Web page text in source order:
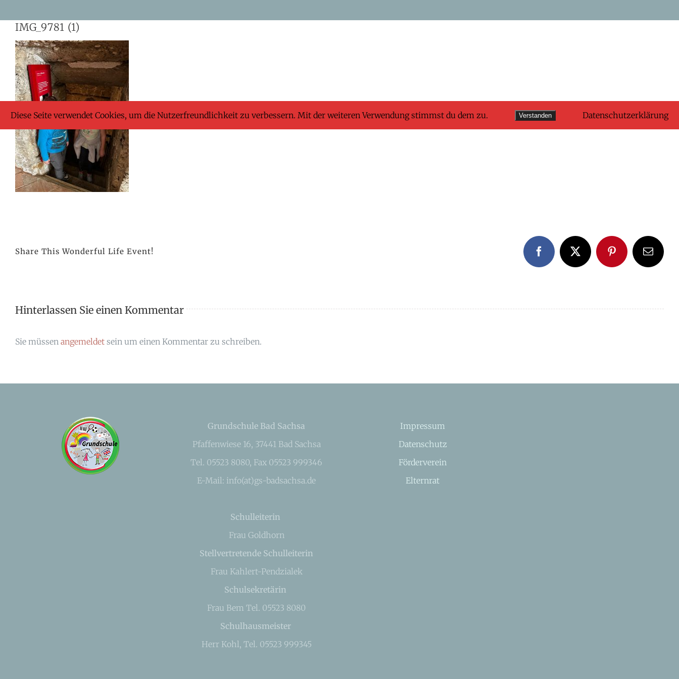
content
IMG_9781 (1)
Share This Wonderful Life Event! FacebookX PinterestE-
Mail
Hinterlassen Sie einen Kommentar
Sie müssen angemeldet sein um einen Kommentar zu schreiben.
Grundschule Bad Sachsa
Pfaffenwiese 16, 37441 Bad Sachsa
Tel. 05523 8080, Fax 05523 999346
E-Mail: info(at)gs-badsachsa.de
Schulleiterin
Frau Goldhorn
Stellvertretende Schulleiterin
Frau Kahlert-Pendzialek
Schulsekretärin
Frau Bem Tel. 05523 8080
Schulhausmeister
Herr Kohl, Tel. 05523 999345
Impressum
Datenschutz
Förderverein
Elternrat
Diese Seite verwendet Cookies, um die Nutzerfreundlichkeit zu verbessern. Mit der weiteren Verwendung stimmst du dem zu. Verstanden Datenschutzerklärung